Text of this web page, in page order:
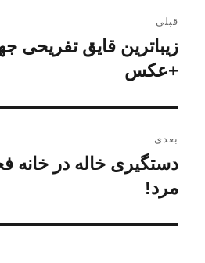
نوشته
قبلی
نوشته
قبلی:
زیباترین قایق تفریحی
+عکس
بعدی
نوشته
بعدی:
مرد!